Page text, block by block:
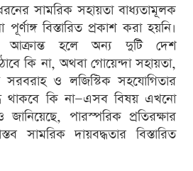
সামরিক সহায়তা বাধ্যতামূলক
বিস্তারিত প্রকাশ করা হয়নি।
আক্রান্ত হলে অন্য দুটি দেশ
কি না, অথবা গোয়েন্দা সহায়তা,
সরবরাহ ও লজিস্টিক সহযোগিতার
থাকবে কি না—এসব বিষয় এখনো
জানিয়েছে, পারস্পরিক প্রতিরক্ষার
সামরিক দায়বদ্ধতার বিস্তারিত